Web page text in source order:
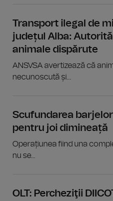
Transport ilegal de
județul Alba:
animale dispărute
ANSVSA avertizează că
necunoscută și...
Scufundarea
pentru joi dimineață
Operațiunea fiind una
nu se...
OLT: Percheziţii